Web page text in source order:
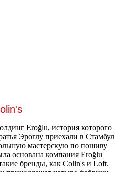
Eroğlu, история которого
Эроглу приехали в Стамбул
мастерскую по пошиву
основана компания Eroğlu
бренды, как Colin's и Loft.